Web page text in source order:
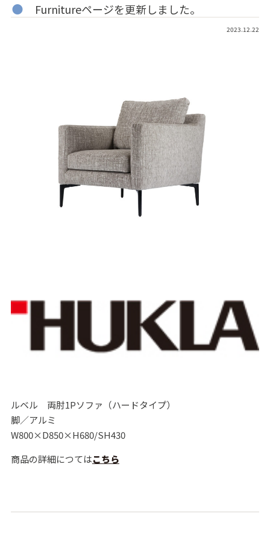
Furnitureページを更新しました。
2023.12.22
ルベル 両肘1Pソファ（ハードタイプ）
脚／アルミ
W800×D850×H680/SH430
商品の詳細につてはこちら